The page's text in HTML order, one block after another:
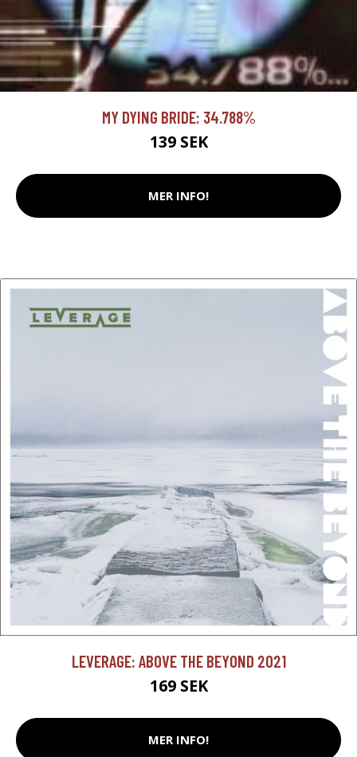
MY DYING BRIDE: 34.788%
139 SEK
MER INFO!
LEVERAGE: ABOVE THE BEYOND 2021
169 SEK
MER INFO!